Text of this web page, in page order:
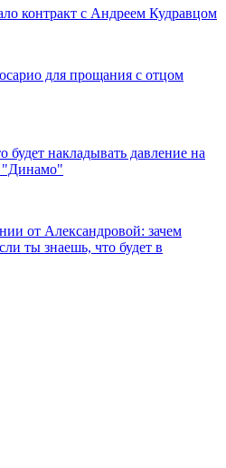
контракт с Андреем Кудравцом
для прощания с отцом
накладывать давление на
"Динамо"
от Александровой: зачем
ты знаешь, что будет в